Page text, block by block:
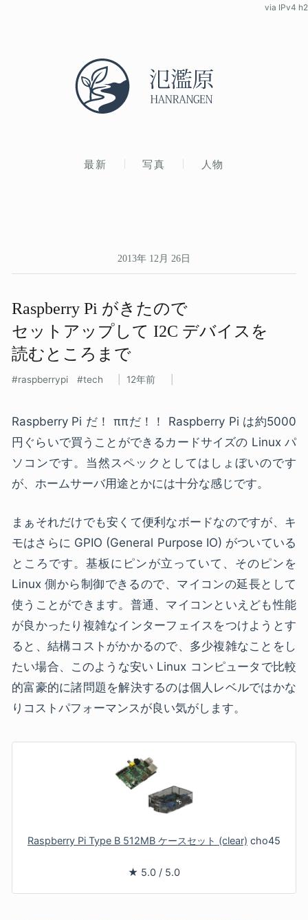
最新 写真 人物
via IPv4 h2
2013年 12月 26日
Raspberry Pi が​きたので​
セットアップして​ I2C デバイスを​
読む​ところまで
raspberrypi tech 12年前
Raspberry Pi だ！ ππだ！！ Raspberry Pi は約5000
円ぐらいで買うことができるカードサイズの Linux パ
ソコンです。当然スペックとしてはしょぼいのです
が、ホームサーバ用途とかには十分な感じです。
まぁそれだけでも安くて便利なボードなのですが、キ
モはさらに GPIO (General Purpose IO) がついている
ところです。基板にピンが立っていて、そのピンを
Linux 側から制御できるので、マイコンの延長として
使うことができます。普通、マイコンといえども性能
が良かったり複雑なインターフェイスをつけようとす
ると、結構コストがかかるので、多少複雑なことをし
たい場合、このような安い Linux コンピュータで比較
的富豪的に諸問題を解決するのは個人レベルではかな
りコストパフォーマンスが良い気がします。
Raspberry Pi Type B 512MB ケースセット (clear) cho45
★ 5.0 / 5.0